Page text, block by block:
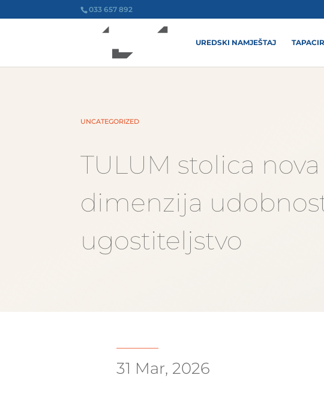
033 657 892
UREDSKI NAMJEŠTAJ
UNCATEGORIZED
TULUM stolica nova
dimenzija
ugostiteljstvo
31 Mar, 2026